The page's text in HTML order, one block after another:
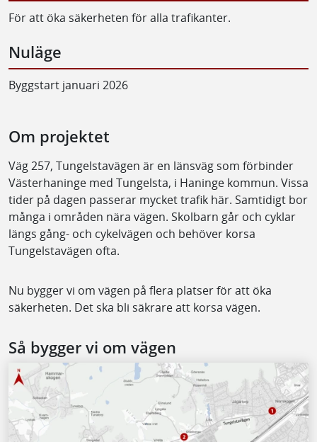
För att öka säkerheten för alla trafikanter.
Nuläge
Byggstart januari 2026
Om projektet
Väg 257, Tungelstavägen är en länsväg som förbinder
Västerhaninge med Tungelsta, i Haninge kommun. Vissa
tider på dagen passerar mycket trafik här. Samtidigt bor
många i områden nära vägen. Skolbarn går och cyklar
längs gång- och cykelvägen och behöver korsa
Tungelstavägen ofta.
Nu bygger vi om vägen på flera platser för att öka
säkerheten. Det ska bli säkrare att korsa vägen.
Så bygger vi om vägen